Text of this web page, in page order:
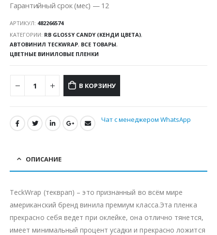
Гарантийный срок (мес) — 12
АРТИКУЛ: 482266574
КАТЕГОРИИ: RB GLOSSY CANDY (КЕНДИ ЦВЕТА),
АВТОВИНИЛ TECKWRAP, ВСЕ ТОВАРЫ,
ЦВЕТНЫЕ ВИНИЛОВЫЕ ПЛЕНКИ
В КОРЗИНУ
Чат с менеджером WhatsApp
ОПИСАНИЕ
TeckWrap (текврап) – это признанный во всём мире
американский бренд винила премиум класса.Эта пленка
прекрасно себя ведет при оклейке, она отлично тянется,
имеет минимальный процент усадки и прекрасно ложится